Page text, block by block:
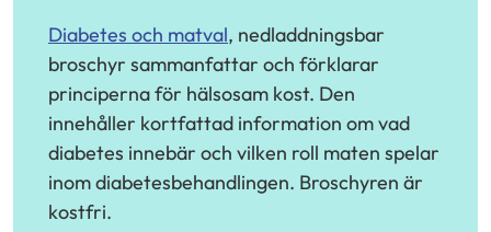
Diabetes och matval, nedladdningsbar
broschyr sammanfattar och förklarar
principerna för hälsosam kost. Den
innehåller kortfattad information om vad
diabetes innebär och vilken roll maten spelar
inom diabetesbehandlingen. Broschyren är
kostfri.